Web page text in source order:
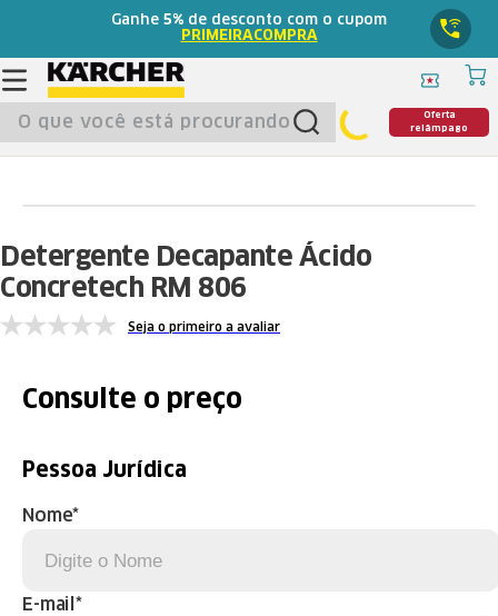
Ganhe 5% de desconto com o cupom
PRIMEIRACOMPRA
O que você está procurando?
Oferta
relâmpago
Detergente Decapante Ácido
Concretech RM 806
Seja o primeiro a avaliar
Consulte o preço
Pessoa Jurídica
Nome*
E-mail*